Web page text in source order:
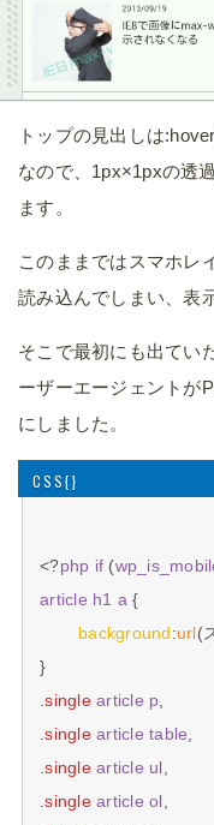
トップの見出しは
なので、1px×1pxの透
ます。
このままではスマホレ
読み込んでしまい、表
そこで最初にも出てい
ーザーエージェントが
にしました。
<?php if (
article h1 a {
background:url(
.single article p
.single article table
.single article ul
.single article ol